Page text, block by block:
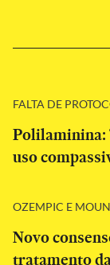
FALTA DE
Polilaminina:
uso
OZEMPIC E
Novo
tratamento